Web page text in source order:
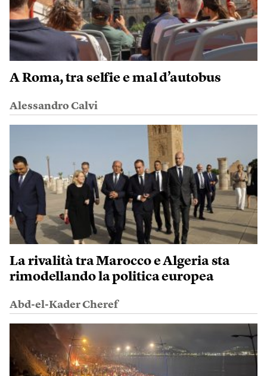
A Roma, tra selfie e mal d’autobus
Alessandro Calvi
La rivalità tra Marocco e Algeria sta
rimodellando la politica europea
Abd-el-Kader Cheref